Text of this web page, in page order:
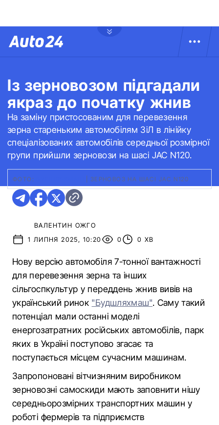
Із зерновозом підгадали
якраз до початку жнив
На заміну пристосованим для перевезення
зерна стареньким автомобілям ЗіЛ в лінійку
спеціалізованих автомобілів середньої розмірної
групи прийшли зерновози на шасі JAC N120.
ФОТО: ЗЕРНОВОЗ НА ШАСІ JAC N120
ВАЛЕНТИН ОЖГО
1 ЛИПНЯ 2025, 10:20
0 0 ХВ
Нову версію автомобіля 7-тонної вантажності
для перевезення зерна та інших
сільгоспкультур у переддень жнив вивів на
український ринок "Будшляхмаш". Саму такий
потенціал мали останні моделі
енергозатратних російських автомобілів, парк
яких в Україні поступово згасає та
поступається місцем сучасним машинам.
Запропоновані вітчизняним виробником
зерновозні самоскиди мають заповнити нішу
середньорозмірних транспортних машин у
роботі фермерів та підприємств